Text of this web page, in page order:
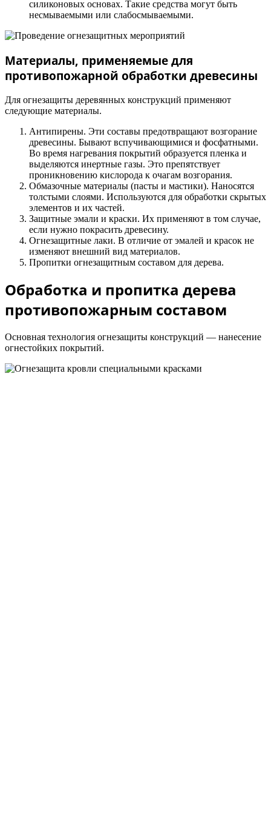
силиконовых основах. Такие средства могут быть
несмываемыми или слабосмываемыми.
Материалы, применяемые для
противопожарной обработки древесины
Для огнезащиты деревянных конструкций применяют
следующие материалы.
Антипирены. Эти составы предотвращают возгорание
древесины. Бывают вспучивающимися и фосфатными.
Во время нагревания покрытий образуется пленка и
выделяются инертные газы. Это препятствует
проникновению кислорода к очагам возгорания.
Обмазочные материалы (пасты и мастики). Наносятся
толстыми слоями. Используются для обработки скрытых
элементов и их частей.
Защитные эмали и краски. Их применяют в том случае,
если нужно покрасить древесину.
Огнезащитные лаки. В отличие от эмалей и красок не
изменяют внешний вид материалов.
Пропитки огнезащитным составом для дерева.
Обработка и пропитка дерева
противопожарным составом
Основная технология огнезащиты конструкций — нанесение
огнестойких покрытий.